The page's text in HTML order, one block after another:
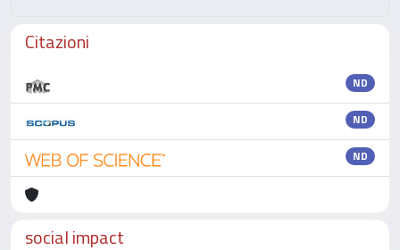
Citazioni
ND
ND
ND
social impact